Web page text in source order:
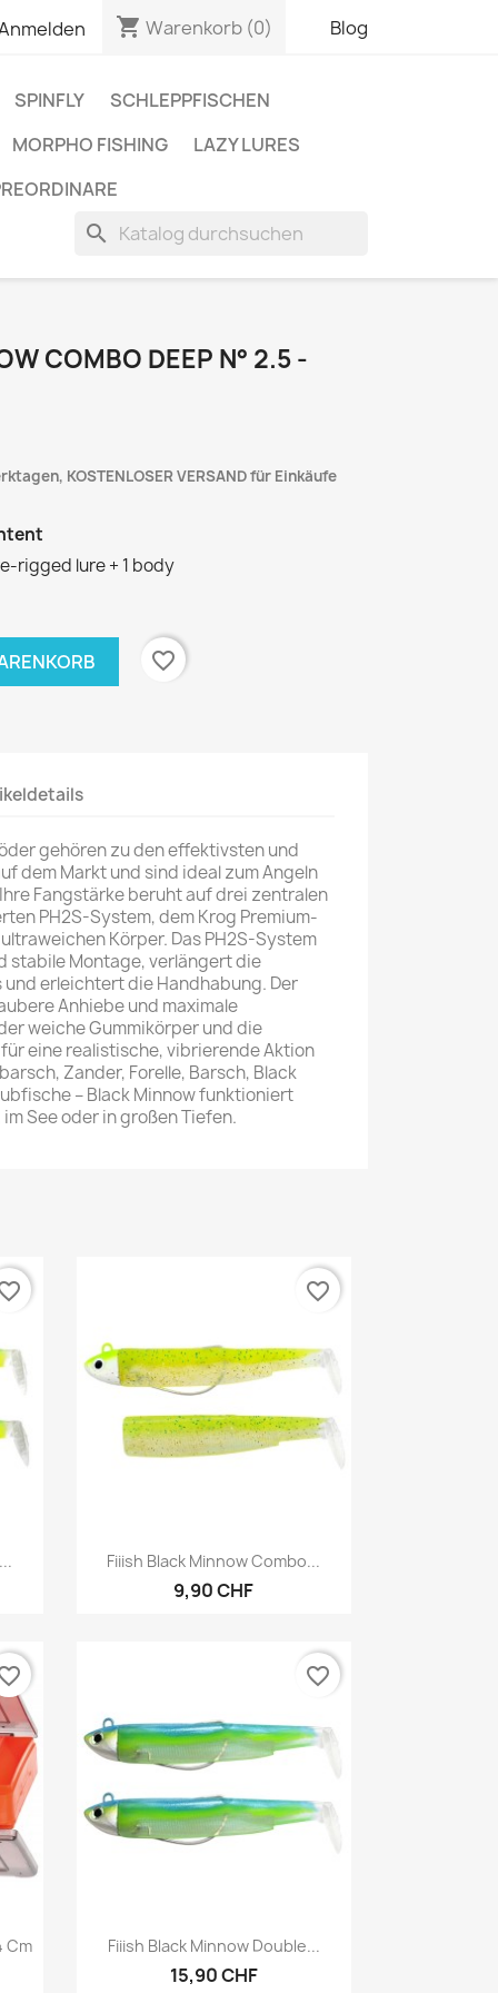
shopping_cart Warenkorb (0) Blog
SPINFLY
SCHLEPPFISCHEN
MORPHO FISHING
LAZY LURES
search
COMBO DEEP N° 2.5 -
KOSTENLOSER VERSAND für Einkäufe
rigged lure + 1 body
favorite_border
gehören zu den effektivsten und
dem Markt und sind ideal zum Angeln
Fangstärke beruht auf drei zentralen
PH2S-System, dem Krog Premium-
Körper. Das PH2S-System
stabile Montage, verlängert die
erleichtert die Handhabung. Der
Anhiebe und maximale
weiche Gummikörper und die
eine realistische, vibrierende Aktion
Zander, Forelle, Barsch, Black
– Black Minnow funktioniert
See oder in großen Tiefen.
Vorschau
Fiiish Black Minnow Combo...
9,90 CHF
favorite_border
Cm Vorschau
Fiiish Black Minnow Double...
15,90 CHF
favorite_border